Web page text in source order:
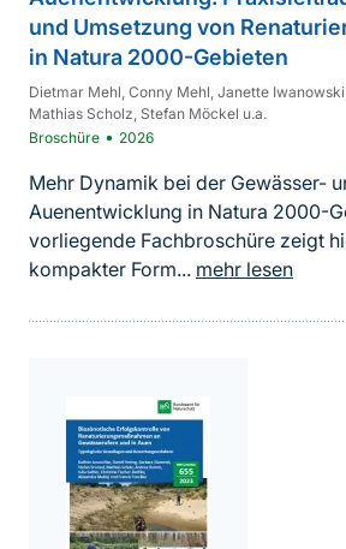
und Umsetzung von
in Natura 2000-Gebieten
Dietmar Mehl, Conny Mehl, Janette
Mathias Scholz, Stefan Möckel u.a.
Broschüre • 2026
Mehr Dynamik bei der Gewässer-
Auenentwicklung in Natura 2000-
vorliegende Fachbroschüre zeigt
kompakter Form... mehr lesen